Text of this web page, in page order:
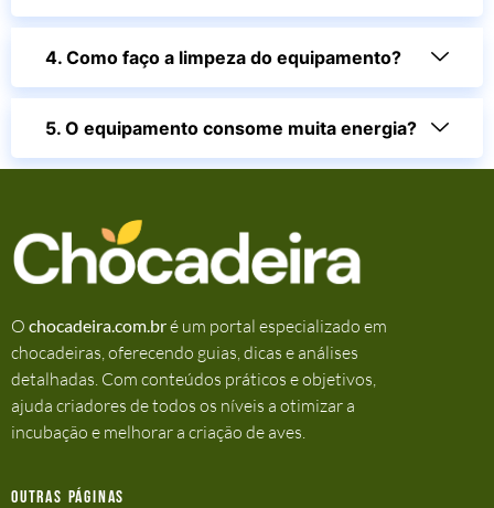
4. Como faço a limpeza do equipamento?
5. O equipamento consome muita energia?
O chocadeira.com.bré um portal especializado em
chocadeiras, oferecendo guias, dicas e análises
detalhadas. Com conteúdos práticos e objetivos,
ajuda criadores de todos os níveis a otimizar a
incubação e melhorar a criação de aves.
Outras Páginas